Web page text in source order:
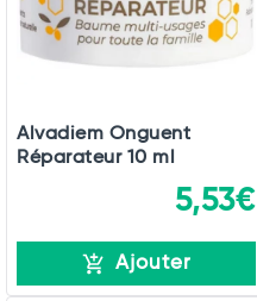
Alvadiem Onguent
Réparateur 10 ml
5,53€
Ajouter